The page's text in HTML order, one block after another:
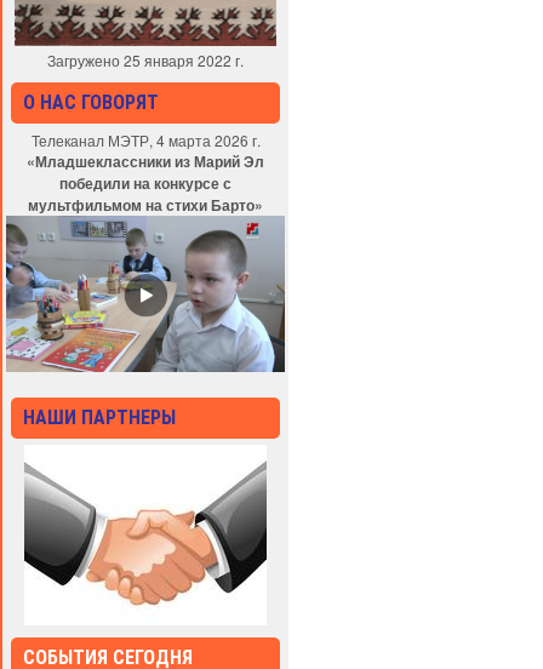
Загружено 25 января 2022 г.
О НАС ГОВОРЯТ
Телеканал МЭТР, 4 марта 2026 г.
«Младшеклассники из Марий Эл
победили на конкурсе с
мультфильмом на стихи Барто»
НАШИ ПАРТНЕРЫ
СОБЫТИЯ СЕГОДНЯ